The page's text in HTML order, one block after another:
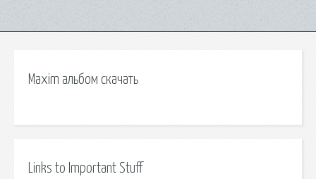
Maxim альбом скачать
Links to Important Stuff